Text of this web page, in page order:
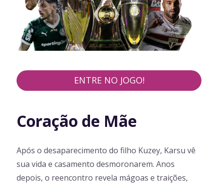
ENTRE NO JOGO!
Coração de Mãe
Após o desaparecimento do filho Kuzey, Karsu vê
sua vida e casamento desmoronarem. Anos
depois, o reencontro revela mágoas e traições,